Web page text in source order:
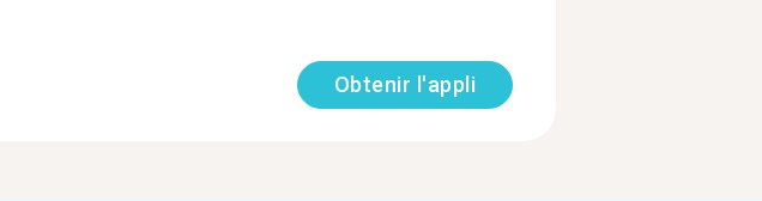
Obtenir l'appli